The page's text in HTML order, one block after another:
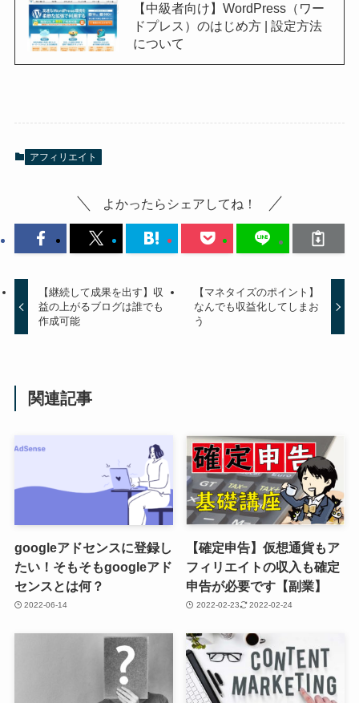
【中級者向け】WordPress（ワー
ドプレス）のはじめ方 | 設定方法
について
アフィリエイト
よかったらシェアしてね！
【継続して成果を出す】収
益の上がるブログは誰でも
作成可能
【マネタイズのポイント】
なんでも収益化してしまお
う
関連記事
googleアドセンスに登録し
たい！そもそもgoogleアド
センスとは何？
2022-06-14
【確定申告】仮想通貨もア
フィリエイトの収入も確定
申告が必要です【副業】
2022-02-23 2022-02-24